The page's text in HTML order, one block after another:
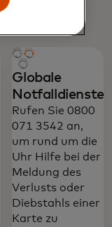
Globale
Notfalldienste
Rufen Sie 0800
071 3542 an,
um rund um die
Uhr Hilfe bei der
Meldung des
Verlusts oder
Diebstahls einer
Karte zu